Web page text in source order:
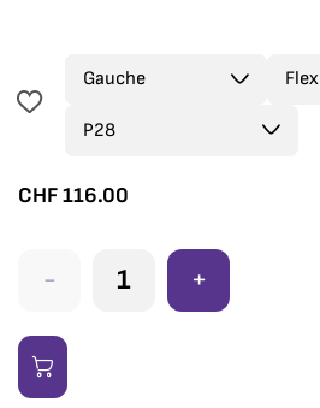
CHF116.00
- +